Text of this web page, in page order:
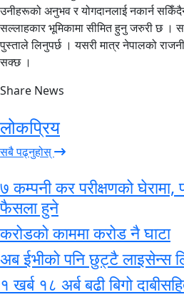
उनीहरूको अनुभव र योगदानलाई नकार्न
सल्लाहकार भूमिकामा सीमित हुनु जरुरी छ ।
पुस्ताले लिनुपर्छ । यसरी मात्र नेपालको
सक्छ ।
Share News
लोकप्रिय
सबै पढ्नुहोस्
७ कम्पनी कर परीक्षणको घेरामा,
फैसला हुने
करोडको काममा करोड नै घाटा
अब ईभीको पनि छुट्टै लाइसेन्स
१ खर्ब १८ अर्ब बढी बिगो